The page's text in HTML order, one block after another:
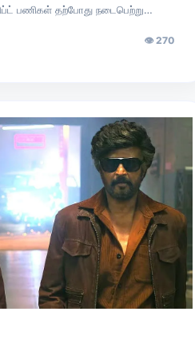
பணிகள் தற்போது நடைபெற்று
👁270